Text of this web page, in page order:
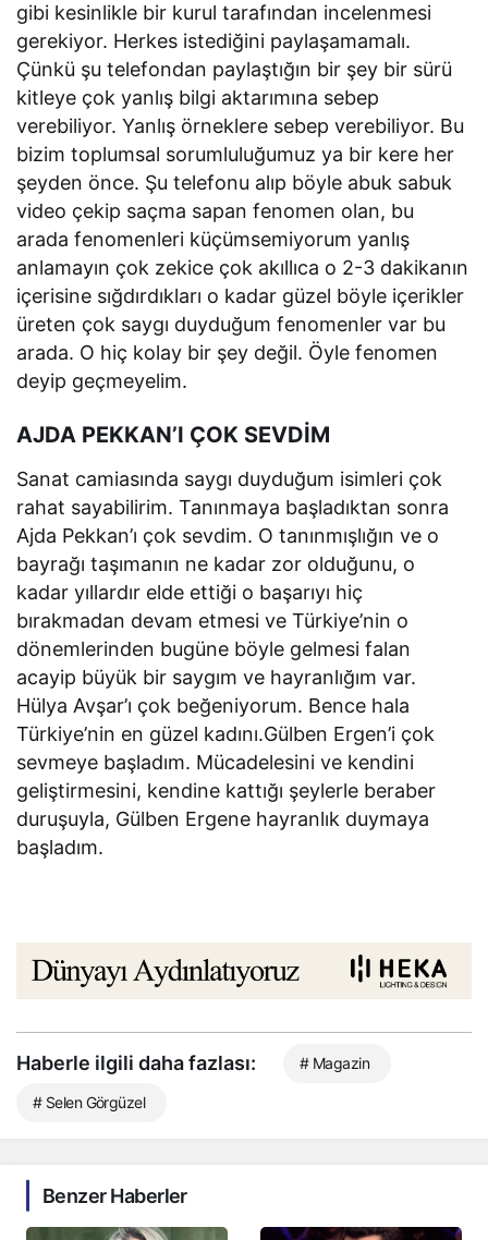
gibi kesinlikle bir kurul tarafından incelenmesi
gerekiyor. Herkes istediğini paylaşamamalı.
Çünkü şu telefondan paylaştığın bir şey bir sürü
kitleye çok yanlış bilgi aktarımına sebep
verebiliyor. Yanlış örneklere sebep verebiliyor. Bu
bizim toplumsal sorumluluğumuz ya bir kere her
şeyden önce. Şu telefonu alıp böyle abuk sabuk
video çekip saçma sapan fenomen olan, bu
arada fenomenleri küçümsemiyorum yanlış
anlamayın çok zekice çok akıllıca o 2-3 dakikanın
içerisine sığdırdıkları o kadar güzel böyle içerikler
üreten çok saygı duyduğum fenomenler var bu
arada. O hiç kolay bir şey değil. Öyle fenomen
deyip geçmeyelim.
AJDA PEKKAN’I ÇOK SEVDİM
Sanat camiasında saygı duyduğum isimleri çok
rahat sayabilirim. Tanınmaya başladıktan sonra
Ajda Pekkan’ı çok sevdim. O tanınmışlığın ve o
bayrağı taşımanın ne kadar zor olduğunu, o
kadar yıllardır elde ettiği o başarıyı hiç
bırakmadan devam etmesi ve Türkiye’nin o
dönemlerinden bugüne böyle gelmesi falan
acayip büyük bir saygım ve hayranlığım var.
Hülya Avşar’ı çok beğeniyorum. Bence hala
Türkiye’nin en güzel kadını.Gülben Ergen’i çok
sevmeye başladım. Mücadelesini ve kendini
geliştirmesini, kendine kattığı şeylerle beraber
duruşuyla, Gülben Ergene hayranlık duymaya
başladım.
Haberle ilgili daha fazlası: # Magazin
# Selen Görgüzel
Benzer Haberler